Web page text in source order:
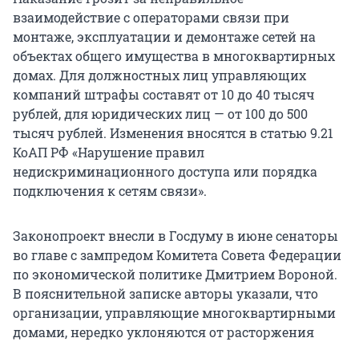
взаимодействие с операторами связи при
монтаже, эксплуатации и демонтаже сетей на
объектах общего имущества в многоквартирных
домах. Для должностных лиц управляющих
компаний штрафы составят от 10 до 40 тысяч
рублей, для юридических лиц — от 100 до 500
тысяч рублей. Изменения вносятся в статью 9.21
КоАП РФ «Нарушение правил
недискриминационного доступа или порядка
подключения к сетям связи».
Законопроект внесли в Госдуму в июне сенаторы
во главе с зампредом Комитета Совета Федерации
по экономической политике Дмитрием Вороной.
В пояснительной записке авторы указали, что
организации, управляющие многоквартирными
домами, нередко уклоняются от расторжения